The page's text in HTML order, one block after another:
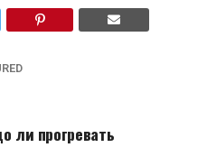
ли прогревать